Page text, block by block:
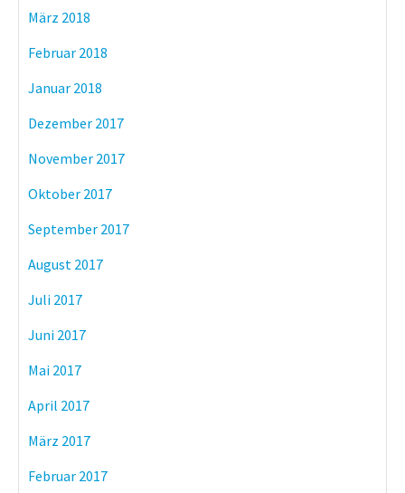
März 2018
Februar 2018
Januar 2018
Dezember 2017
November 2017
Oktober 2017
September 2017
August 2017
Juli 2017
Juni 2017
Mai 2017
April 2017
März 2017
Februar 2017